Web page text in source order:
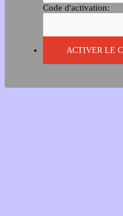
Code d'activation: